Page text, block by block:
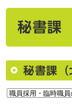
秘書課
秘書課